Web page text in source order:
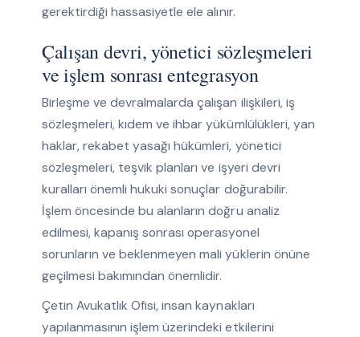
gerektirdiği hassasiyetle ele alınır.
Çalışan devri, yönetici sözleşmeleri
ve işlem sonrası entegrasyon
Birleşme ve devralmalarda çalışan ilişkileri, iş
sözleşmeleri, kıdem ve ihbar yükümlülükleri, yan
haklar, rekabet yasağı hükümleri, yönetici
sözleşmeleri, teşvik planları ve işyeri devri
kuralları önemli hukuki sonuçlar doğurabilir.
İşlem öncesinde bu alanların doğru analiz
edilmesi, kapanış sonrası operasyonel
sorunların ve beklenmeyen mali yüklerin önüne
geçilmesi bakımından önemlidir.
Çetin Avukatlık Ofisi, insan kaynakları
yapılanmasının işlem üzerindeki etkilerini